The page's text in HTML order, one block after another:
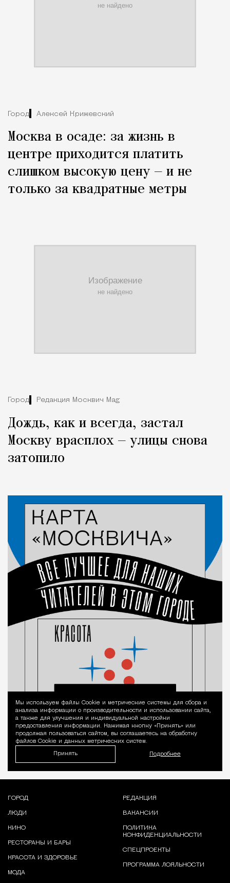
Город Алексей Крижевский
Москва в осаде: за жизнь в
центре приходится платить
слишком высокую цену — и не
только за квадратные метры
Город Редакция Москвич Mag
Дождь, как и всегда, застал
Москву врасплох — улицы снова
затопило
Уведомление
Мы используем файлы Сookie и метрические системы для сбора и
анализа информации о производительности и использовании сайта,
а также для улучшения и индивидуальной настройки
предоставления информации. Нажимая кнопку «Принять» или
продолжая пользоваться сайтом, вы соглашаетесь на обработку
файлов Cookie и данных метрических систем.
Принять Подробнее
ГОРОД
ЛЮДИ
КИНО
РЕСТОРАНЫ И БАРЫ
КРАСОТА И ЗДОРОВЬЕ
МОДА
РЕДАКЦИЯ
ВАКАНСИИ
ПОЛИТИКА
КОНФИДЕНЦИАЛЬНОСТИ
СПЕЦПРОЕКТЫ
ПРОГРАММА ЛОЯЛЬНОСТИ